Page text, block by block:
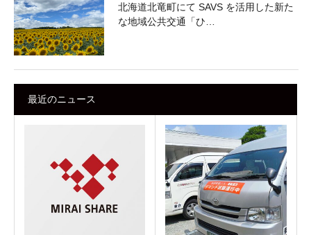
北海道北竜町にて SAVS を活用した新た
な地域公共交通「ひ…
最近のニュース